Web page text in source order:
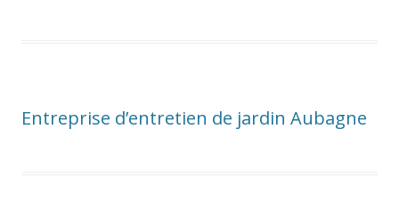
Entreprise d’entretien de jardin Aubagne